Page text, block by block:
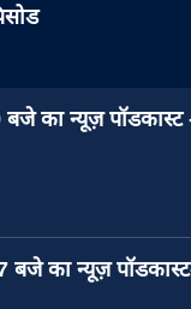
बजे का न्यूज़ पॉडकास्ट
बजे का न्यूज़